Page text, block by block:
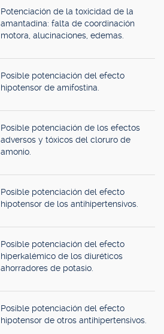
Potenciación de la toxicidad de la
amantadina: falta de coordinación
motora, alucinaciones, edemas.
Posible potenciación del efecto
hipotensor de amifostina.
Posible potenciación de los efectos
adversos y tóxicos del cloruro de
amonio.
Posible potenciación del efecto
hipotensor de los antihipertensivos.
Posible potenciación del efecto
hiperkalémico de los diuréticos
ahorradores de potasio.
Posible potenciación del efecto
hipotensor de otros antihipertensivos.